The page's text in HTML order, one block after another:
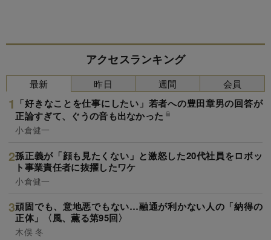
アクセスランキング
最新
「好きなことを仕事にしたい」若者への豊田章男の回答が
正論すぎて、ぐうの音も出なかった
小倉健一
孫正義が「顔も見たくない」と激怒した20代社員をロボッ
ト事業責任者に抜擢したワケ
小倉健一
頑固でも、意地悪でもない…融通が利かない人の「納得の
正体」〈風、薫る第95回〉
木俣 冬
昨日 週間 会員